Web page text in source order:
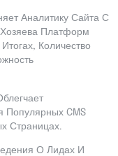
Аналитику Сайта С
Хозяева Платформ
Количество
Популярных CMS
Страницах.
О Лидах И